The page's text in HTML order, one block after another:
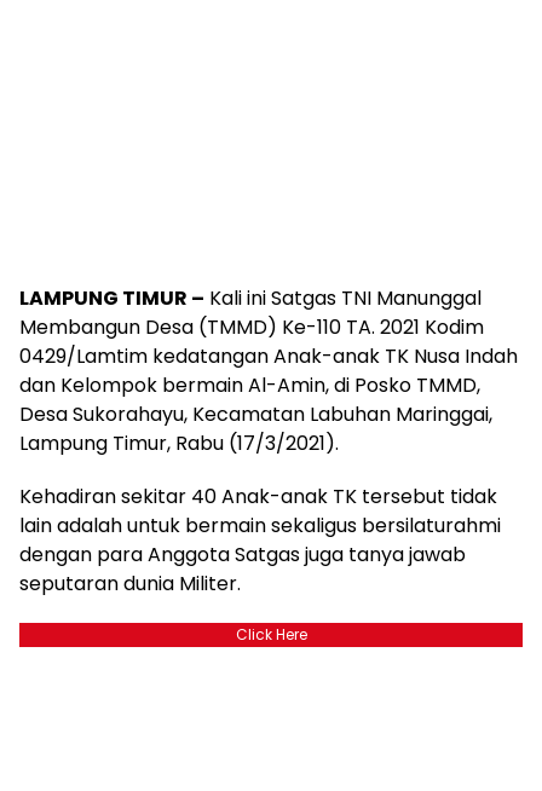
LAMPUNG TIMUR – Kali ini Satgas TNI Manunggal
Membangun Desa (TMMD) Ke-110 TA. 2021 Kodim
0429/Lamtim kedatangan Anak-anak TK Nusa Indah
dan Kelompok bermain Al-Amin, di Posko TMMD,
Desa Sukorahayu, Kecamatan Labuhan Maringgai,
Lampung Timur, Rabu (17/3/2021).
Kehadiran sekitar 40 Anak-anak TK tersebut tidak
lain adalah untuk bermain sekaligus bersilaturahmi
dengan para Anggota Satgas juga tanya jawab
seputaran dunia Militer.
Click Here